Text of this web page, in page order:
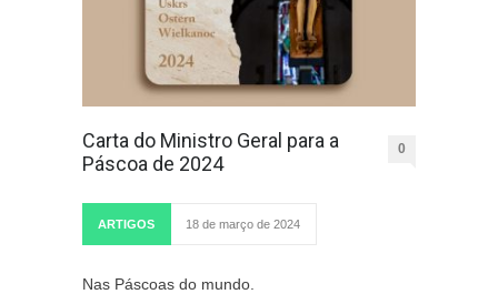
Carta do Ministro Geral para a
Páscoa de 2024
0
ARTIGOS 18 de março de 2024
Nas Páscoas do mundo.